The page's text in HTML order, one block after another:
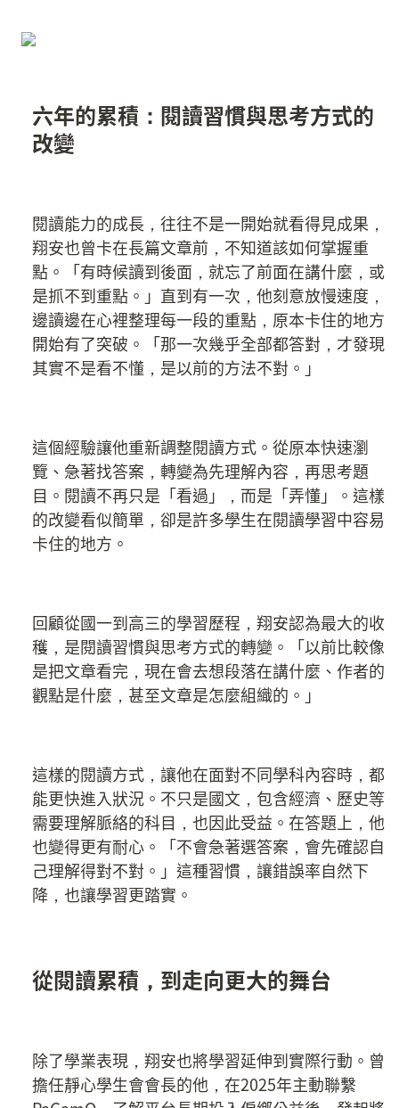
六年的累積：閱讀習慣與思考方式的
改變
閱讀能力的成長，往往不是一開始就看得見成果，
翔安也曾卡在長篇文章前，不知道該如何掌握重
點。「有時候讀到後面，就忘了前面在講什麼，或
是抓不到重點。」直到有一次，他刻意放慢速度，
邊讀邊在心裡整理每一段的重點，原本卡住的地方
開始有了突破。「那一次幾乎全部都答對，才發現
其實不是看不懂，是以前的方法不對。」
這個經驗讓他重新調整閱讀方式。從原本快速瀏
覽、急著找答案，轉變為先理解內容，再思考題
目。閱讀不再只是「看過」，而是「弄懂」。這樣
的改變看似簡單，卻是許多學生在閱讀學習中容易
卡住的地方。
回顧從國一到高三的學習歷程，翔安認為最大的收
穫，是閱讀習慣與思考方式的轉變。「以前比較像
是把文章看完，現在會去想段落在講什麼、作者的
觀點是什麼，甚至文章是怎麼組織的。」
這樣的閱讀方式，讓他在面對不同學科內容時，都
能更快進入狀況。不只是國文，包含經濟、歷史等
需要理解脈絡的科目，也因此受益。在答題上，他
也變得更有耐心。「不會急著選答案，會先確認自
己理解得對不對。」這種習慣，讓錯誤率自然下
降，也讓學習更踏實。
從閱讀累積，到走向更大的舞台
除了學業表現，翔安也將學習延伸到實際行動。曾
擔任靜心學生會會長的他，在2025年主動聯繫